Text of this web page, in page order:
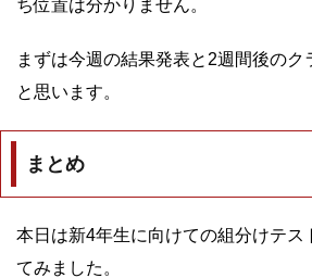
ち位置は分かりません。
まずは今週の結果発表と2週間後のク
と思います。
まとめ
本日は新4年生に向けての組分けテス
てみました。